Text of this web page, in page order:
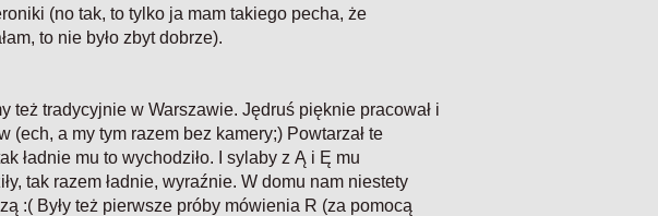
(no tak, to tylko ja mam takiego pecha, że
to nie było zbyt dobrze).
też tradycyjnie w Warszawie. Jędruś pięknie pracował i
(ech, a my tym razem bez kamery;) Powtarzał te
ładnie mu to wychodziło. I sylaby z Ą i Ę mu
tak razem ładnie, wyraźnie. W domu nam niestety
:( Były też pierwsze próby mówienia R (za pomocą